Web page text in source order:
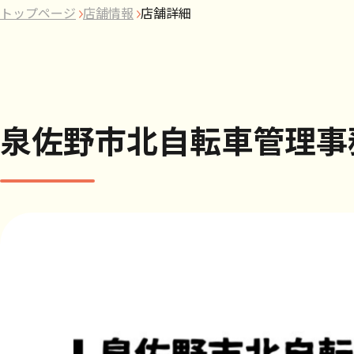
トップページ 店舗情報 店舗詳細
泉佐野市北自転車管理